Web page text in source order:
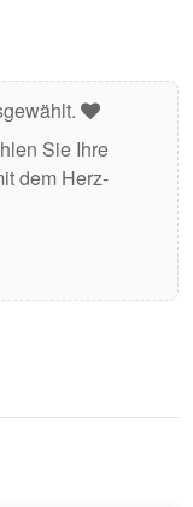
Sie Ihre
dem Herz-